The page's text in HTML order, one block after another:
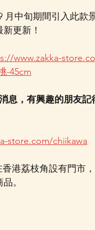
中旬期間引入此款
更新！
www.zakka-
-45cm
息，有興趣的朋友記
store.com/chiikawa
港荔枝角設有門市
。